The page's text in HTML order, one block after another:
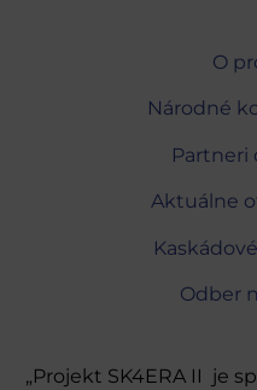
O
Národné
Partneri
Aktuálne
Odber
„Projekt SK4ERA II je